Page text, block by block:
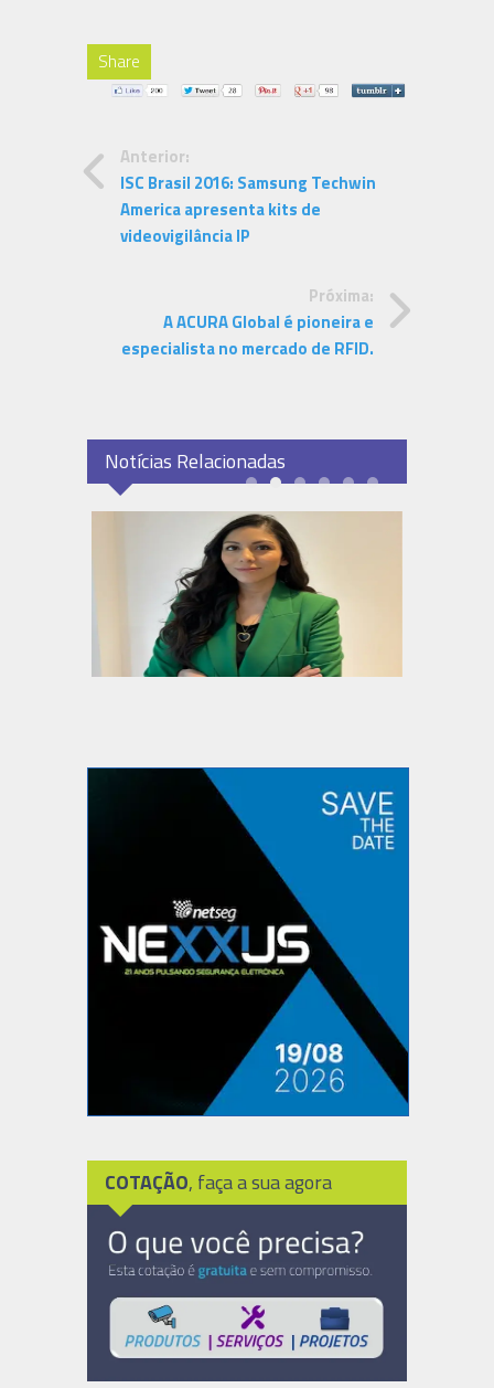
Share
Anterior:
ISC Brasil 2016: Samsung Techwin
America apresenta kits de
videovigilância IP
Próxima:
A ACURA Global é pioneira e
especialista no mercado de RFID.
Notícias Relacionadas
COTAÇÃO, faça a sua agora